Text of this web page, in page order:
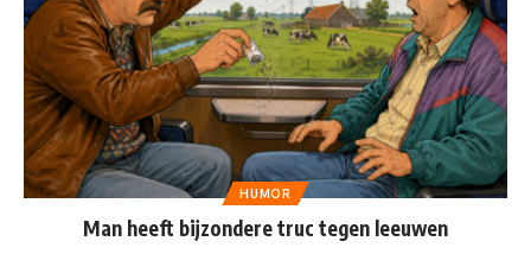
HUMOR
Man heeft bijzondere truc tegen leeuwen